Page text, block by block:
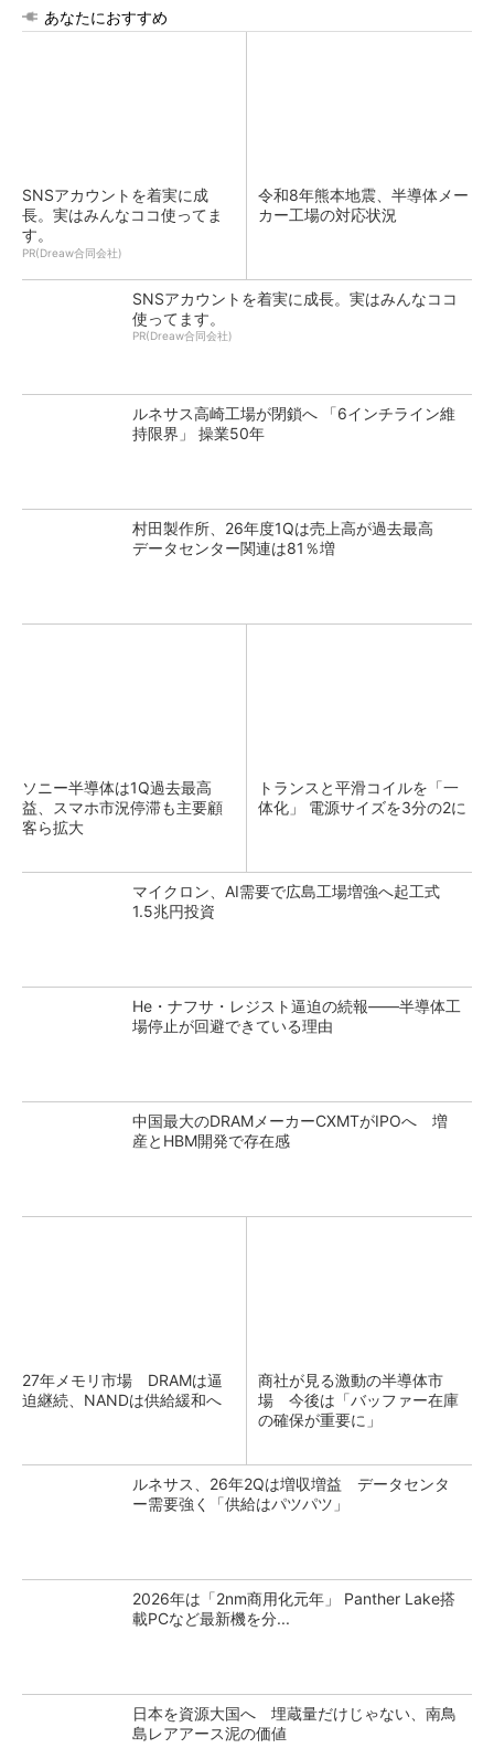
あなたにおすすめ
SNSアカウントを着実に成
長。実はみんなココ使ってま
す。
PR(Dreaw合同会社)
令和8年熊本地震、半導体メー
カー工場の対応状況
SNSアカウントを着実に成長。実はみんなココ
使ってます。
PR(Dreaw合同会社)
ルネサス高崎工場が閉鎖へ 「6インチライン維
持限界」 操業50年
村田製作所、26年度1Qは売上高が過去最高
データセンター関連は81％増
ソニー半導体は1Q過去最高
益、スマホ市況停滞も主要顧
客ら拡大
トランスと平滑コイルを「一
体化」 電源サイズを3分の2に
マイクロン、AI需要で広島工場増強へ起工式
1.5兆円投資
He・ナフサ・レジスト逼迫の続報――半導体工
場停止が回避できている理由
中国最大のDRAMメーカーCXMTがIPOへ 増
産とHBM開発で存在感
27年メモリ市場 DRAMは逼
迫継続、NANDは供給緩和へ
商社が見る激動の半導体市
場 今後は「バッファー在庫
の確保が重要に」
ルネサス、26年2Qは増収増益 データセンタ
ー需要強く「供給はパツパツ」
2026年は「2nm商用化元年」 Panther Lake搭
載PCなど最新機を分...
日本を資源大国へ 埋蔵量だけじゃない、南鳥
島レアアース泥の価値